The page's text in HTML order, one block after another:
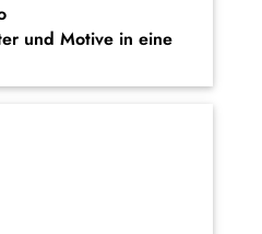
und Motive in eine